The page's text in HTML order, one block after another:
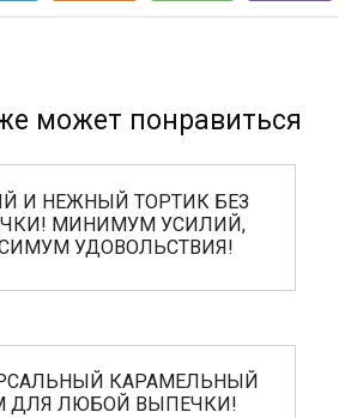
может понравиться
И НЕЖНЫЙ ТОРТИК БЕЗ
МИНИМУМ УСИЛИЙ,
УДОВОЛЬСТВИЯ!
КАРАМЕЛЬНЫЙ
ДЛЯ ЛЮБОЙ ВЫПЕЧКИ!